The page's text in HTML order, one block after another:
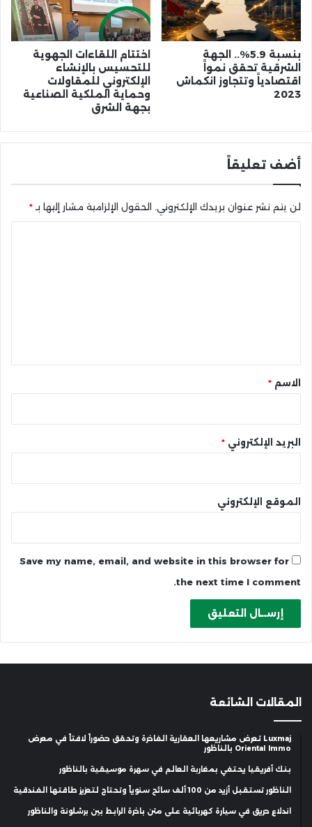
بنسبة 5.9%.. الجهة
الشرقية تحقق نمواً
اقتصادياً وتتجاوز انكماش
2023
اختتام اللقاءات الجهوية
للتحسيس بالإنشاء
الإلكتروني للمقاولات
وحماية الملكية الصناعية
بجهة الشرق
أضف تعليقاً
لن يتم نشر عنوان بريدك الإلكتروني. الحقول الإلزامية مشار إليها بـ*
* الاسم *
البريد الإلكتروني *
الموقع الإلكتروني
Save my name, email, and website in this browser for
the next time I comment.
المقالات الشائعة
Luxmaj تعرض مشاريعها العقارية الفاخرة وتحقق حضوراً لافتاً في معرض
Oriental Immo بالناظور
بنك أفريقيا يحتفي بمغاربة العالم في سهرة موسيقية بالناظور
الناظور تستقبل أزيد من 100 ألف سائح سنوياً وتحتاج لتعزيز طاقتها الفندقية
اندلاع حريق في سيارة كهربائية على متن باخرة الرابط بين برشلونة والناظور